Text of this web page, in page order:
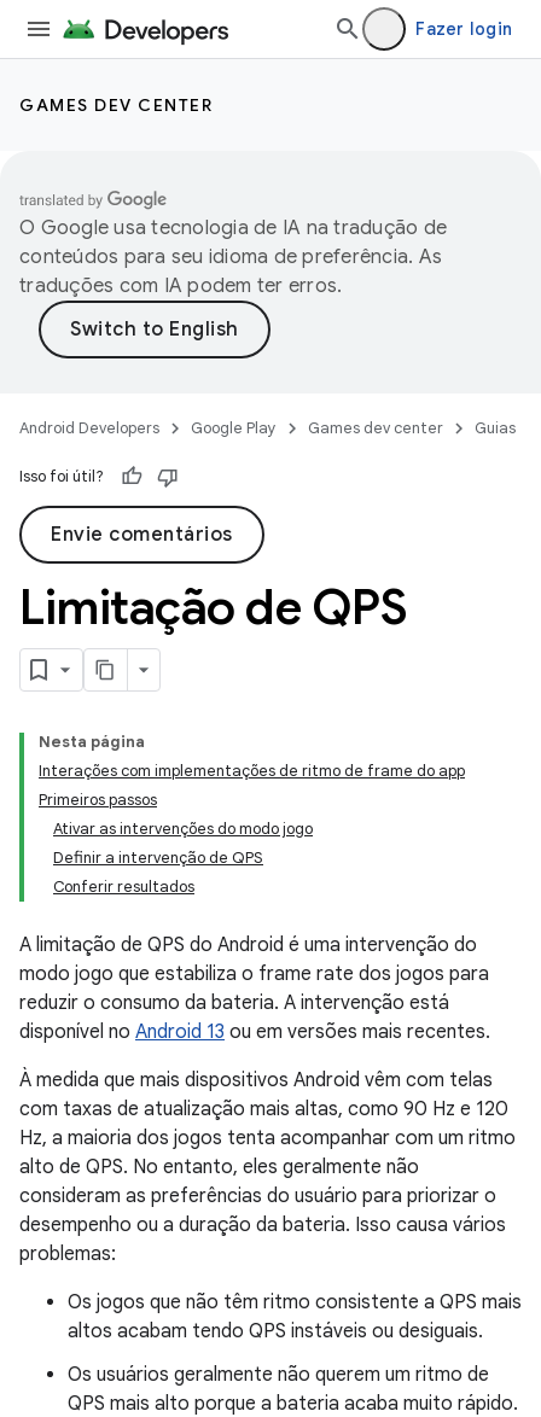
Fazer login
GAMES DEV CENTER
O Google usa tecnologia de IA na tradução de
conteúdos para seu idioma de preferência. As
traduções com IA podem ter erros.
Android Developers Google Play Games dev center Guias
Isso foi útil?
Envie comentários
Limitação de QPS
Nesta página
Interações com implementações de ritmo de frame do app
Primeiros passos
Ativar as intervenções do modo jogo
Definir a intervenção de QPS
Conferir resultados
A limitação de QPS do Android é uma intervenção do
modo jogo que estabiliza o frame rate dos jogos para
reduzir o consumo da bateria. A intervenção está
disponível no Android 13 ou em versões mais recentes.
À medida que mais dispositivos Android vêm com telas
com taxas de atualização mais altas, como 90 Hz e 120
Hz, a maioria dos jogos tenta acompanhar com um ritmo
alto de QPS. No entanto, eles geralmente não
consideram as preferências do usuário para priorizar o
desempenho ou a duração da bateria. Isso causa vários
problemas:
Os jogos que não têm ritmo consistente a QPS mais
altos acabam tendo QPS instáveis ou desiguais.
Os usuários geralmente não querem um ritmo de
QPS mais alto porque a bateria acaba muito rápido.